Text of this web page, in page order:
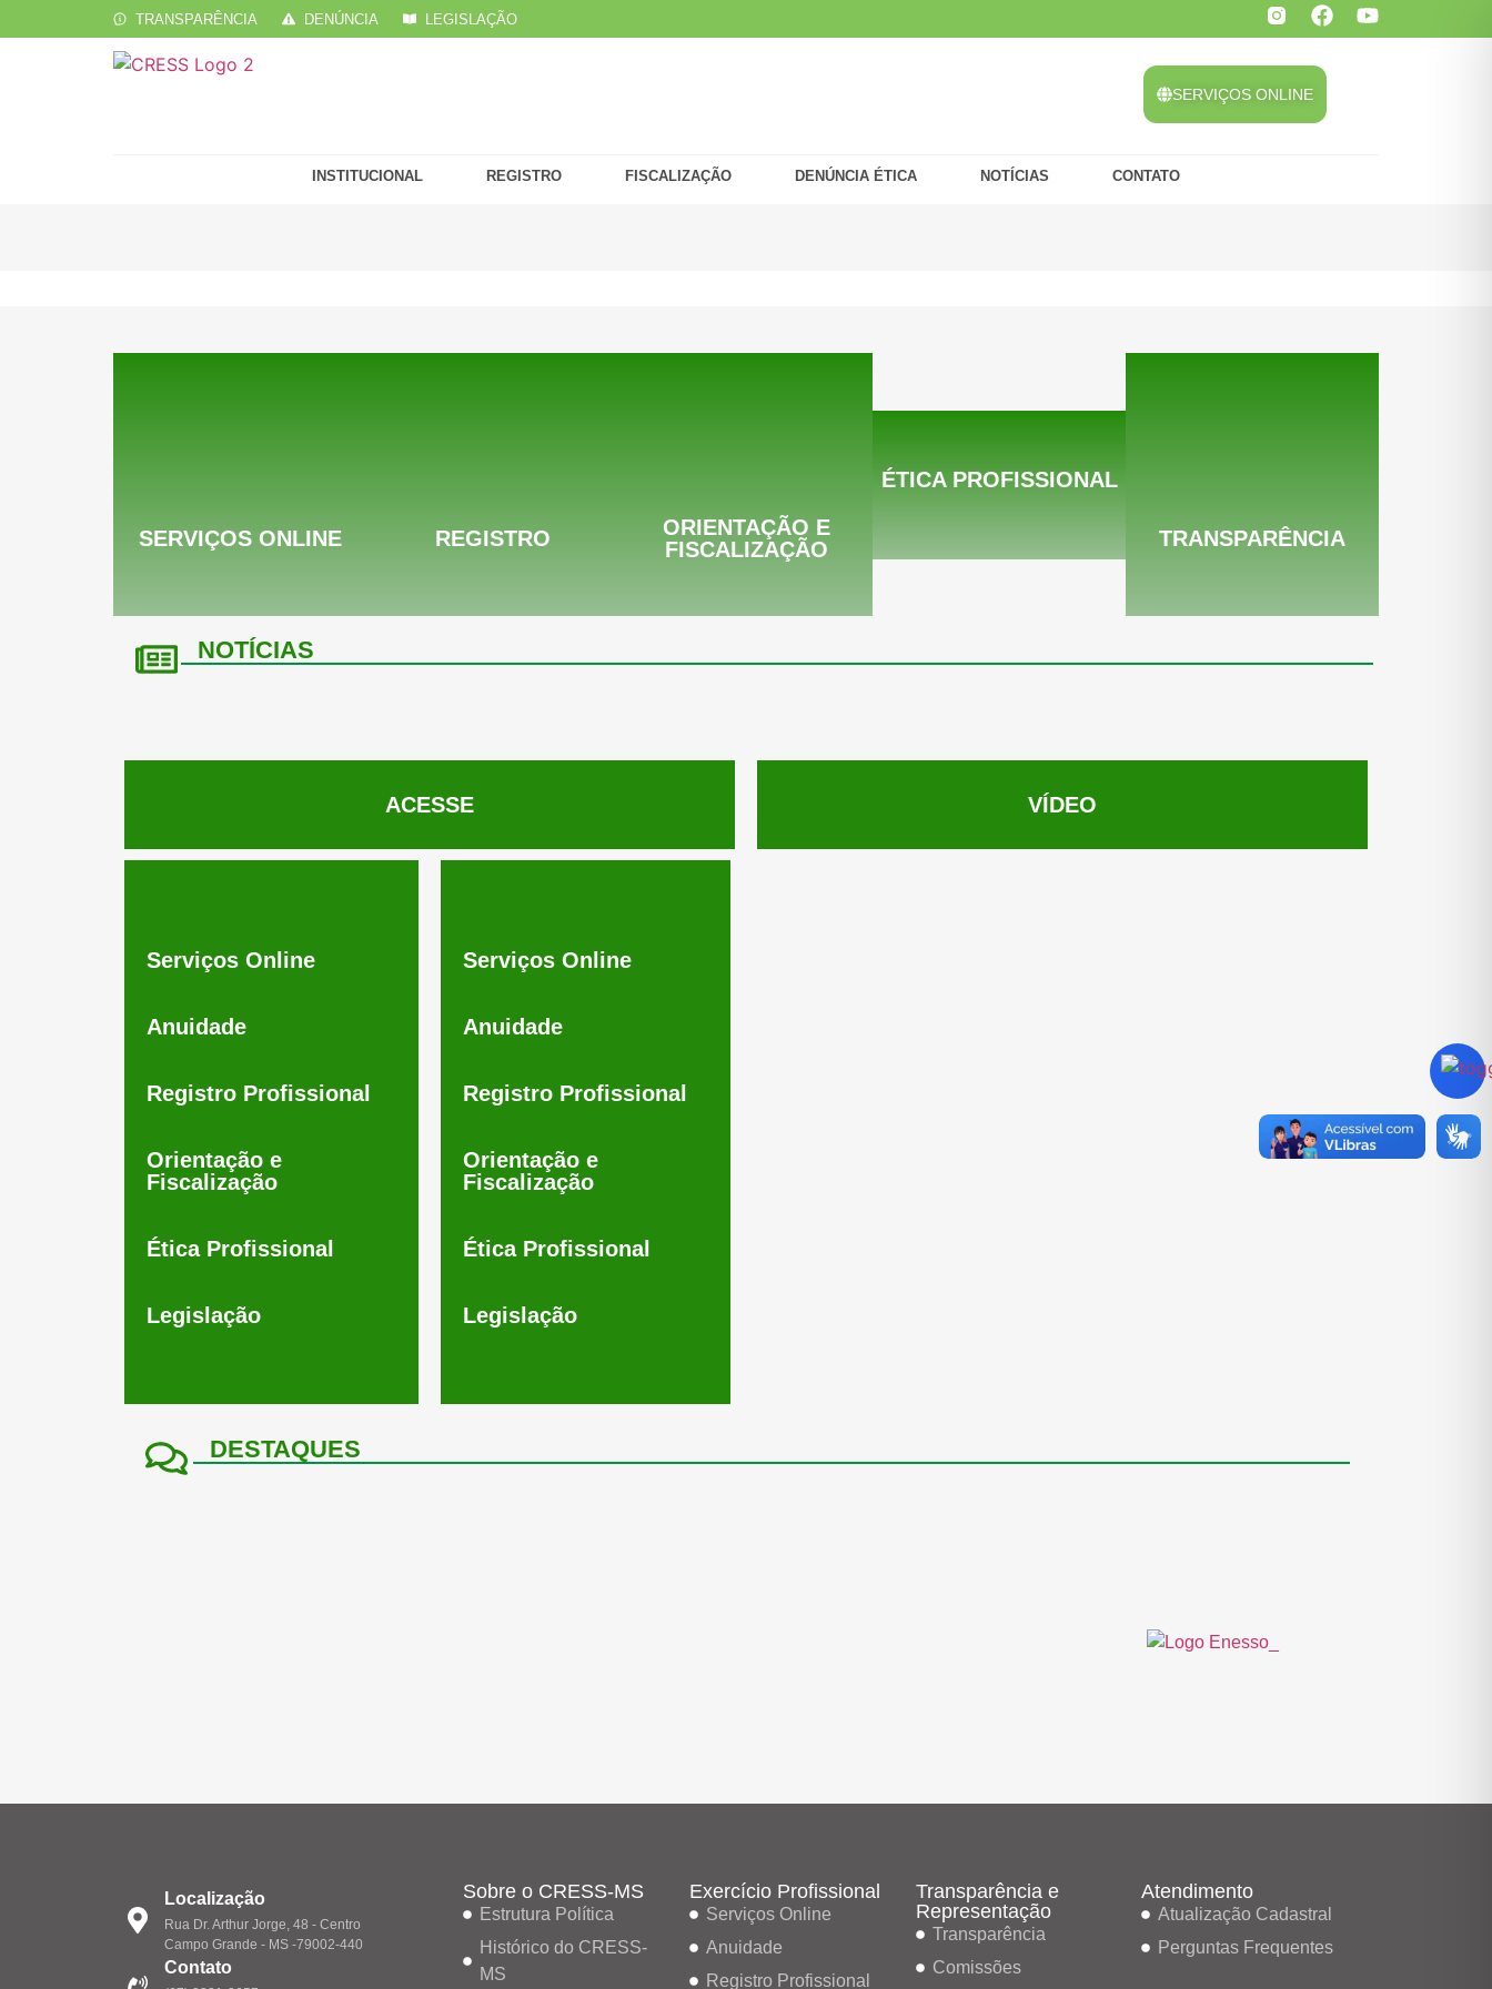
TRANSPARÊNCIA DENÚNCIA LEGISLAÇÃO
SERVIÇOS ONLINE
INSTITUCIONAL REGISTRO FISCALIZAÇÃO DENÚNCIA ÉTICA NOTÍCIAS CONTATO
SERVIÇOS ONLINE REGISTRO
ORIENTAÇÃO E
FISCALIZAÇÃO
ÉTICA PROFISSIONAL
TRANSPARÊNCIA
NOTÍCIAS
ACESSE VÍDEO
Serviços Online
Anuidade
Registro Profissional
Orientação e
Fiscalização
Ética Profissional
Legislação
Serviços Online
Anuidade
Registro Profissional
Orientação e
Fiscalização
Ética Profissional
Legislação
DESTAQUES
Localização
Rua Dr. Arthur Jorge, 48 - Centro
Campo Grande - MS -79002-440
Contato
Sobre o CRESS-MS
Estrutura Política
Histórico do CRESS-
MS
Exercício Profissional
Serviços Online
Anuidade
Registro Profissional
Transparência e
Representação
Transparência
Comissões
Atendimento
Atualização Cadastral
Perguntas Frequentes